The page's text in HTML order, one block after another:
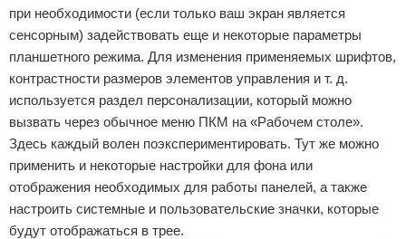
при необходимости (если только ваш экран является
сенсорным) задействовать еще и некоторые параметры
планшетного режима. Для изменения применяемых шрифтов,
контрастности размеров элементов управления и т. д.
используется раздел персонализации, который можно
вызвать через обычное меню ПКМ на «Рабочем столе».
Здесь каждый волен поэкспериментировать. Тут же можно
применить и некоторые настройки для фона или
отображения необходимых для работы панелей, а также
настроить системные и пользовательские значки, которые
будут отображаться в трее.